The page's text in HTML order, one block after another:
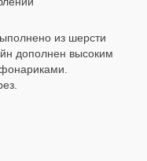
из шерсти
дополнен высоким